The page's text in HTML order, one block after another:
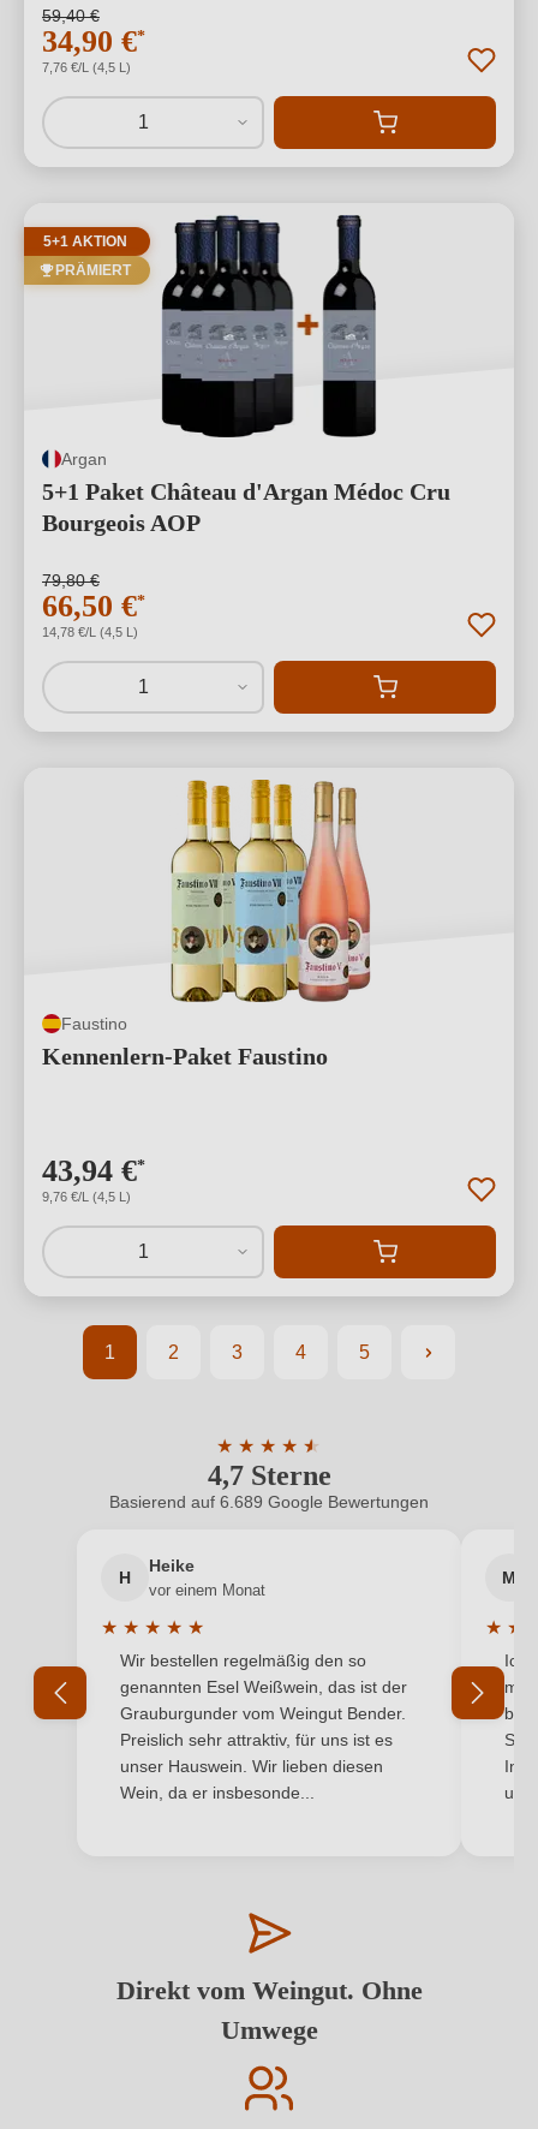
59,40 €
34,90 €*
7,76 €/L (4,5 L)
1
5+1 AKTION
PRÄMIERT
Argan
5+1 Paket Château d'Argan Médoc Cru
Bourgeois AOP
79,80 €
66,50 €*
14,78 €/L (4,5 L)
1
Faustino
Kennenlern-Paket Faustino
43,94 €*
9,76 €/L (4,5 L)
1
Seite
1
Seite
2
Seite
3
Seite
4
Seite
5
4,7 Sterne
★ ★ ★ ★ ★
★
Durchschnittliche Bewertung von 4.7
Basierend auf 6.689 Google Bewertungen
H
Heike
vor einem Monat
★ ★ ★ ★ ★
Durchschnittliche Bewertung von 5 von 5 Sternen
Wir bestellen regelmäßig den so
genannten Esel Weißwein, das ist der
Grauburgunder vom Weingut Bender.
Preislich sehr attraktiv, für uns ist es
unser Hauswein. Wir lieben diesen
Wein, da er insbesonde...
M
★ ★
Ich
mit
und
Direkt vom Weingut. Ohne
Umwege